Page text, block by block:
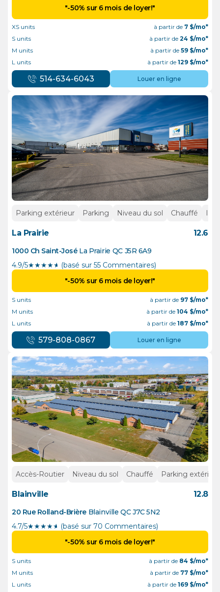
"-50% sur 6 mois de loyer!"
XS units à partir de 7 $/mo*
S units
à partir de 24 $/mo*
M units
à partir de 59 $/mo*
L units
à partir de 129 $/mo*
514-634-6043 Louer en ligne
Parking extérieur Parking Niveau du sol Chauffé
La Prairie 12.6
1000 Ch Saint-José La Prairie QC J5R 6A9
4.9/5★★★★½ (basé sur 55 Commentaires)
"-50% sur 6 mois de loyer!"
S units à partir de 97 $/mo*
M units
à partir de 104 $/mo*
L units
à partir de 187 $/mo*
579-808-0867 Louer en ligne
Accès-Routier Niveau du sol Chauffé Parking extérieur
Blainville 12.8
20 Rue Rolland-Brière Blainville QC J7C 5N2
4.7/5★★★★½ (basé sur 70 Commentaires)
"-50% sur 6 mois de loyer!"
S units à partir de 84 $/mo*
M units
à partir de 77 $/mo*
L units
à partir de 169 $/mo*